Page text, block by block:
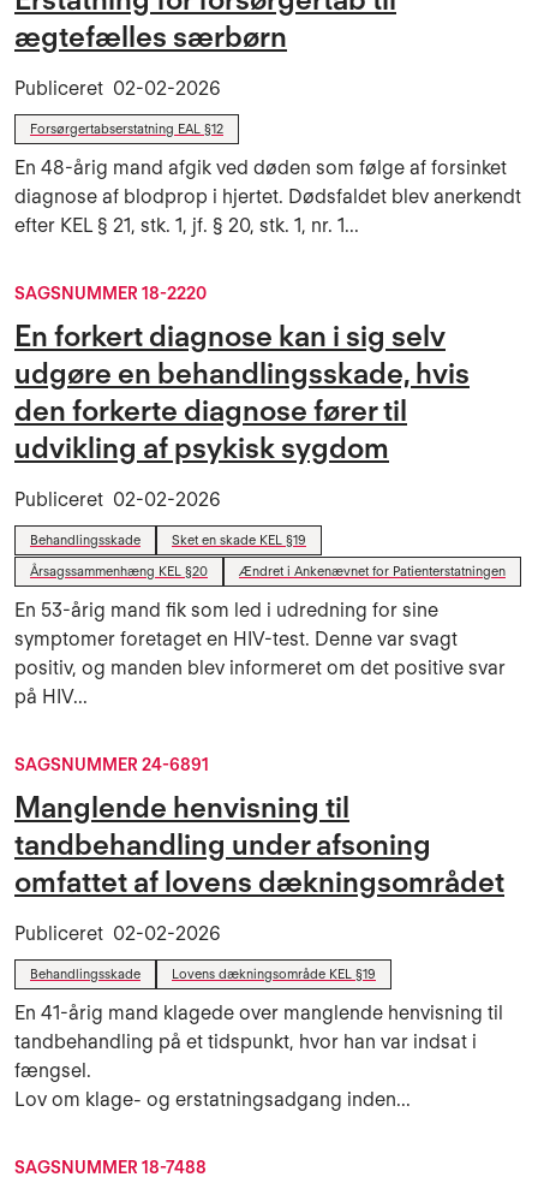
ægtefælles særbørn
Publiceret 02-02-2026
Forsørgertabserstatning EAL §12
En 48-årig mand afgik ved døden som følge af forsinket
diagnose af blodprop i hjertet. Dødsfaldet blev anerkendt
efter KEL § 21, stk. 1, jf. § 20, stk. 1, nr. 1...
SAGSNUMMER 18-2220
En forkert diagnose kan i sig selv
udgøre en behandlingsskade, hvis
den forkerte diagnose fører til
udvikling af psykisk sygdom
Publiceret 02-02-2026
Behandlingsskade
Sket en skade KEL §19
Årsagssammenhæng KEL §20
Ændret i Ankenævnet for Patienterstatningen
En 53-årig mand fik som led i udredning for sine
symptomer foretaget en HIV-test. Denne var svagt
positiv, og manden blev informeret om det positive svar
på HIV...
SAGSNUMMER 24-6891
Manglende henvisning til
tandbehandling under afsoning
omfattet af lovens dækningsområdet
Publiceret 02-02-2026
Behandlingsskade Lovens dækningsområde KEL §19
En 41-årig mand klagede over manglende henvisning til
tandbehandling på et tidspunkt, hvor han var indsat i
fængsel.
Lov om klage- og erstatningsadgang inden...
SAGSNUMMER 18-7488